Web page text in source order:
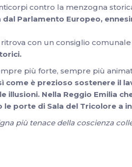
contro la menzogna
Parlamento Europeo,
con un consiglio
più forte, sempre più
come è prezioso sostenere il
Nella Reggio Emilia
porte di Sala del Tricolore a
più tenace della coscienza